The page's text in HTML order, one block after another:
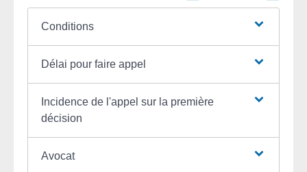
Conditions
Délai pour faire appel
Incidence de l'appel sur la première
décision
Avocat